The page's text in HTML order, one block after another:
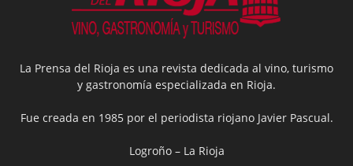
La Prensa del Rioja es una revista dedicada al vino, turismo
y gastronomía especializada en Rioja.
Fue creada en 1985 por el periodista riojano Javier Pascual.
Logroño – La Rioja